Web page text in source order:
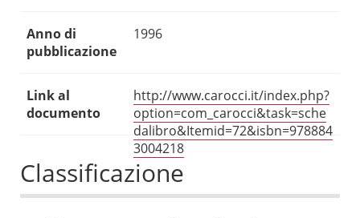
Anno di
pubblicazione
1996
Link al
documento
http://www.carocci.it/index.php?
option=com_carocci&task=sche
dalibro&Itemid=72&isbn=978884
3004218
Classificazione